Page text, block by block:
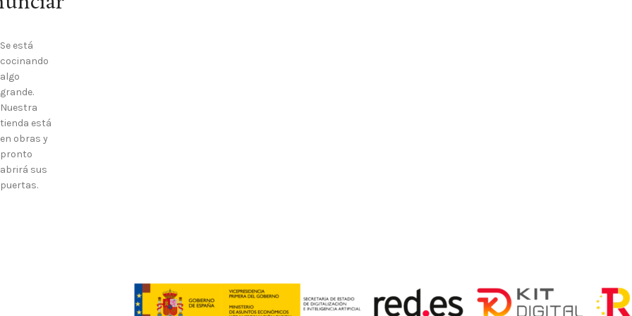
Se está
cocinando
algo
grande.
Nuestra
tienda está
en obras y
pronto
abrirá sus
puertas.